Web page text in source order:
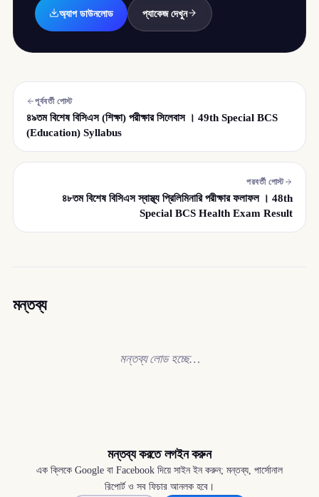
অ্যাপ ডাউনলোড প্যাকেজ দেখুন
পূর্ববর্তী পোস্ট
৪৯তম বিশেষ বিসিএস (শিক্ষা) পরীক্ষার সিলেবাস । 49th Special BCS
(Education) Syllabus
পরবর্তী পোস্ট
৪৮তম বিশেষ বিসিএস স্বাস্থ্য প্রিলিমিনারি পরীক্ষার ফলাফল । 48th
Special BCS Health Exam Result
মন্তব্য
মন্তব্য লোড হচ্ছে…
মন্তব্য করতে লগইন করুন
এক ক্লিকে Google বা Facebook দিয়ে সাইন ইন করুন; মন্তব্য, পার্সোনাল
রিপোর্ট ও সব ফিচার আনলক হবে।